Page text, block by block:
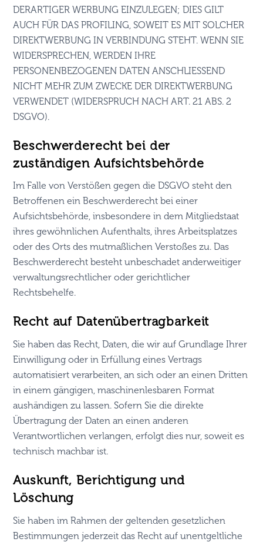
DERARTIGER WERBUNG EINZULEGEN; DIES GILT
AUCH FÜR DAS PROFILING, SOWEIT ES MIT SOLCHER
DIREKTWERBUNG IN VERBINDUNG STEHT. WENN SIE
WIDERSPRECHEN, WERDEN IHRE
PERSONENBEZOGENEN DATEN ANSCHLIESSEND
NICHT MEHR ZUM ZWECKE DER DIREKTWERBUNG
VERWENDET (WIDERSPRUCH NACH ART. 21 ABS. 2
DSGVO).
Beschwerde­recht bei der
zuständigen Aufsichts­behörde
Im Falle von Verstößen gegen die DSGVO steht den
Betroffenen ein Beschwerderecht bei einer
Aufsichtsbehörde, insbesondere in dem Mitgliedstaat
ihres gewöhnlichen Aufenthalts, ihres Arbeitsplatzes
oder des Orts des mutmaßlichen Verstoßes zu. Das
Beschwerderecht besteht unbeschadet anderweitiger
verwaltungsrechtlicher oder gerichtlicher
Rechtsbehelfe.
Recht auf Daten­übertrag­barkeit
Sie haben das Recht, Daten, die wir auf Grundlage Ihrer
Einwilligung oder in Erfüllung eines Vertrags
automatisiert verarbeiten, an sich oder an einen Dritten
in einem gängigen, maschinenlesbaren Format
aushändigen zu lassen. Sofern Sie die direkte
Übertragung der Daten an einen anderen
Verantwortlichen verlangen, erfolgt dies nur, soweit es
technisch machbar ist.
Auskunft, Berichtigung und
Löschung
Sie haben im Rahmen der geltenden gesetzlichen
Bestimmungen jederzeit das Recht auf unentgeltliche